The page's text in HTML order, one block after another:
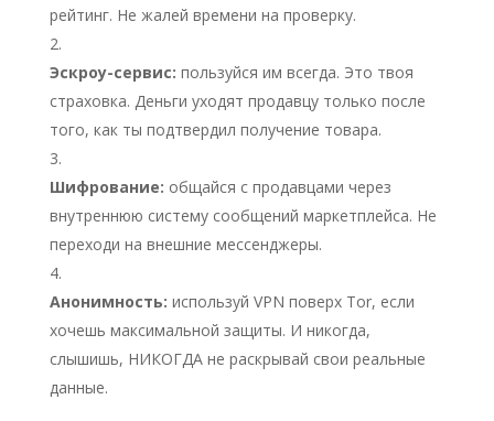
рейтинг. Не жалей времени на проверку.
Эскроу-сервис: пользуйся им всегда. Это твоя
страховка. Деньги уходят продавцу только после
того, как ты подтвердил получение товара.
Шифрование: общайся с продавцами через
внутреннюю систему сообщений маркетплейса. Не
переходи на внешние мессенджеры.
Анонимность: используй VPN поверх Tor, если
хочешь максимальной защиты. И никогда,
слышишь, НИКОГДА не раскрывай свои реальные
данные.